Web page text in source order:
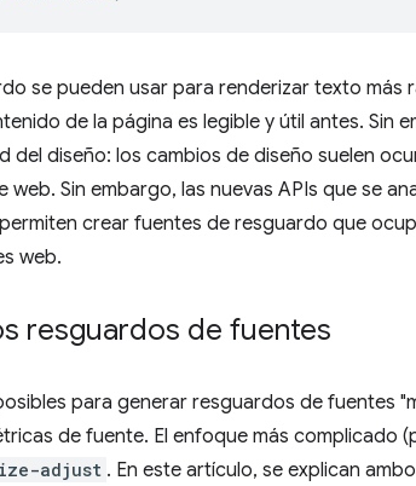
se pueden usar para renderizar texto más
de la página es legible y útil antes. Sin
del diseño: los cambios de diseño suelen
Sin embargo, las nuevas APIs que se
crear fuentes de resguardo que
web.
resguardos de fuentes
para generar resguardos de fuentes
de fuente. El enfoque más complicado
adjust . En este artículo, se explican